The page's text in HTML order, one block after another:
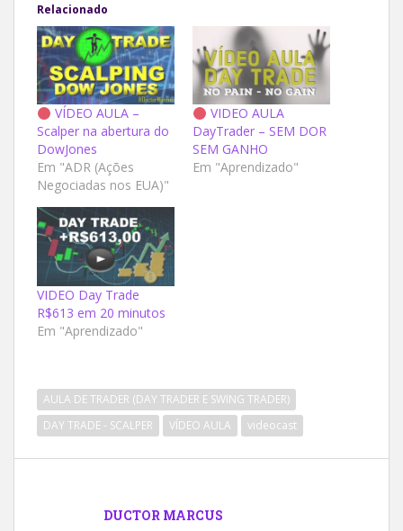
Relacionado
VÍDEO AULA –
Scalper na abertura do
DowJones
Em "ADR (Ações
Negociadas nos EUA)"
VIDEO AULA
DayTrader – SEM DOR
SEM GANHO
Em "Aprendizado"
VIDEO Day Trade
R$613 em 20 minutos
Em "Aprendizado"
AULA DE TRADER (DAY TRADER E SWING TRADER)
DAY TRADE - SCALPER
VÍDEO AULA videocast
DUCTOR MARCUS